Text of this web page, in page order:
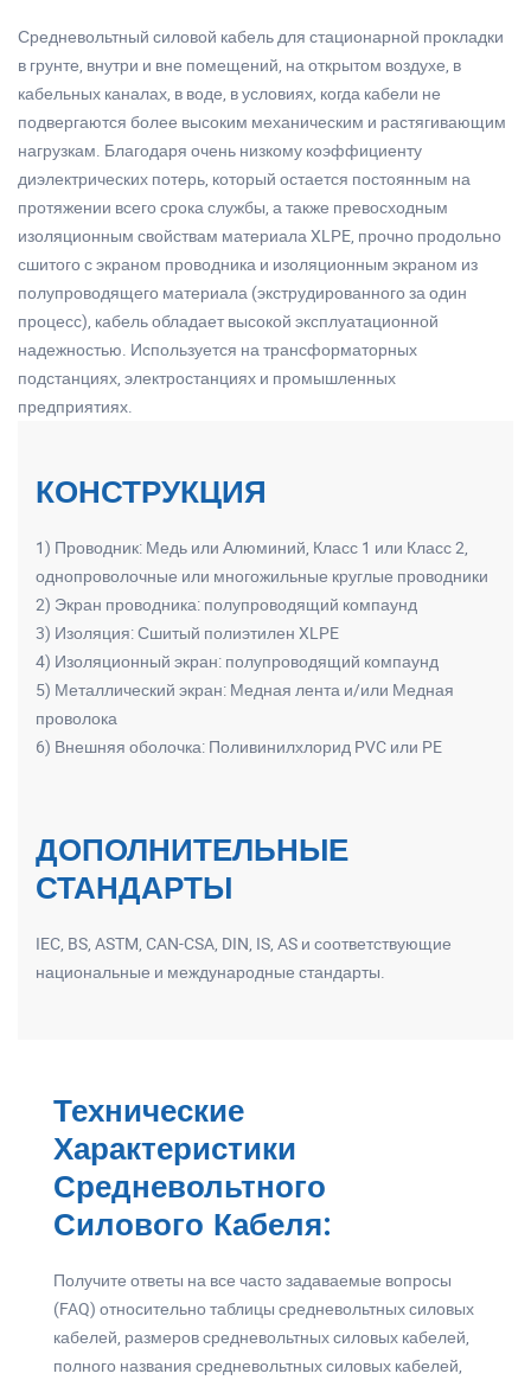
Средневольтный силовой кабель для стационарной прокладки
в грунте, внутри и вне помещений, на открытом воздухе, в
кабельных каналах, в воде, в условиях, когда кабели не
подвергаются более высоким механическим и растягивающим
нагрузкам. Благодаря очень низкому коэффициенту
диэлектрических потерь, который остается постоянным на
протяжении всего срока службы, а также превосходным
изоляционным свойствам материала XLPE, прочно продольно
сшитого с экраном проводника и изоляционным экраном из
полупроводящего материала (экструдированного за один
процесс), кабель обладает высокой эксплуатационной
надежностью. Используется на трансформаторных
подстанциях, электростанциях и промышленных
предприятиях.
КОНСТРУКЦИЯ
1) Проводник: Медь или Алюминий, Класс 1 или Класс 2,
однопроволочные или многожильные круглые проводники
2) Экран проводника: полупроводящий компаунд
3) Изоляция: Сшитый полиэтилен XLPE
4) Изоляционный экран: полупроводящий компаунд
5) Металлический экран: Медная лента и/или Медная
проволока
6) Внешняя оболочка: Поливинилхлорид PVC или PE
ДОПОЛНИТЕЛЬНЫЕ
СТАНДАРТЫ
IEC, BS, ASTM, CAN-CSA, DIN, IS, AS и соответствующие
национальные и международные стандарты.
Технические
Характеристики
Средневольтного
Силового Кабеля:
Получите ответы на все часто задаваемые вопросы
(FAQ) относительно таблицы средневольтных силовых
кабелей, размеров средневольтных силовых кабелей,
полного названия средневольтных силовых кабелей,